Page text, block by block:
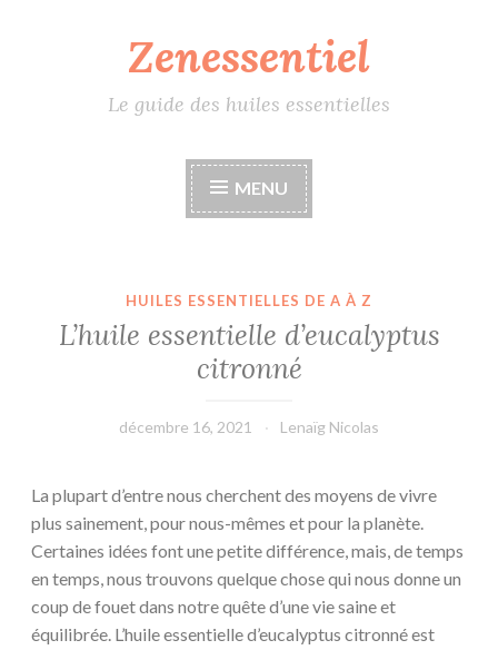
Zenessentiel
Le guide des huiles essentielles
MENU
HUILES ESSENTIELLES DE A À Z
L’huile essentielle d’eucalyptus
citronné
décembre 16, 2021 Lenaïg Nicolas
La plupart d’entre nous cherchent des moyens de vivre
plus sainement, pour nous-mêmes et pour la planète.
Certaines idées font une petite différence, mais, de temps
en temps, nous trouvons quelque chose qui nous donne un
coup de fouet dans notre quête d’une vie saine et
équilibrée. L’huile essentielle d’eucalyptus citronné est